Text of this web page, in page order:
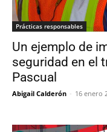
Prácticas responsables
Un ejemplo de
seguridad en el
Pascual
Abigail Calderón - 16 enero